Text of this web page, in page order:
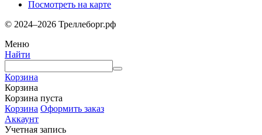
Посмотреть на карте
© 2024–2026 Треллеборг.рф
Меню
Найти
Корзина
Корзина
Корзина пуста
Корзина Оформить заказ
Аккаунт
Учетная запись